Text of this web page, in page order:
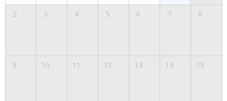
2 3 4 5 6 7 8
9 10 11 12 13 14 15